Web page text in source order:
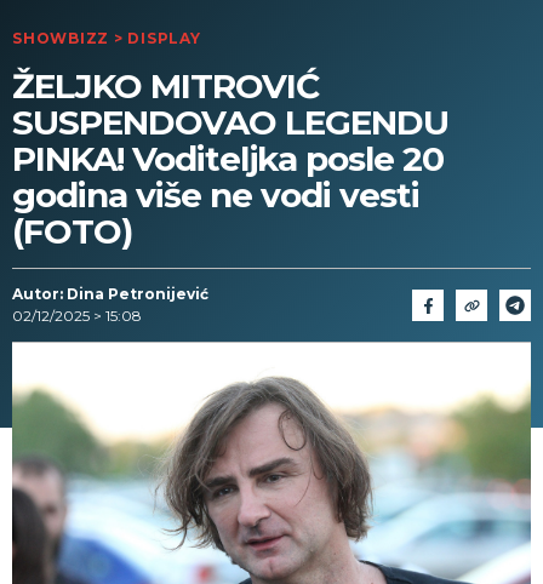
SHOWBIZZ > DISPLAY
ŽELJKO MITROVIĆ
SUSPENDOVAO LEGENDU
PINKA! Voditeljka posle 20
godina više ne vodi vesti
(FOTO)
Autor: Dina Petronijević
02/12/2025 > 15:08